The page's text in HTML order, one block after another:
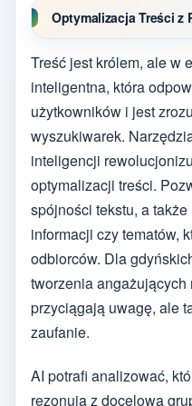
Optymalizacja Treści z
Treść jest królem, ale w
inteligentna, która
użytkowników i jest
wyszukiwarek.
inteligencji
optymalizacji treści.
spójności tekstu, a
informacji czy tematów,
odbiorców. Dla
tworzenia angażujących
przyciągają uwagę, ale
zaufanie.
AI potrafi analizować,
rezonują z docelową